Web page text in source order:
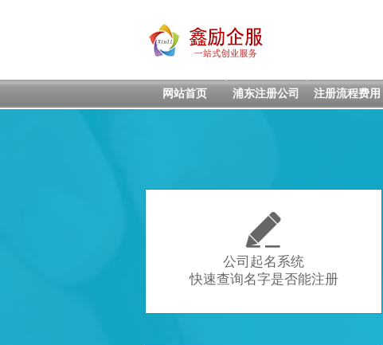
网站首页 浦东注册公司 注册流程费用

公司起名系统
快速查询名字是否能注册